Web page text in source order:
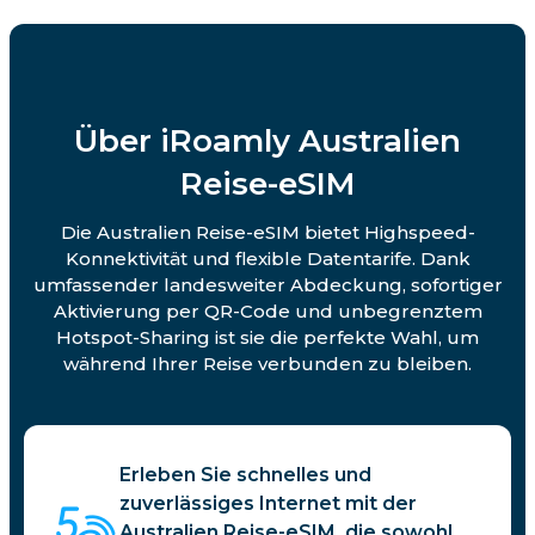
Über iRoamly Australien
Reise-eSIM
Die Australien Reise-eSIM bietet Highspeed-
Konnektivität und flexible Datentarife. Dank
umfassender landesweiter Abdeckung, sofortiger
Aktivierung per QR-Code und unbegrenztem
Hotspot-Sharing ist sie die perfekte Wahl, um
während Ihrer Reise verbunden zu bleiben.
Erleben Sie schnelles und
zuverlässiges Internet mit der